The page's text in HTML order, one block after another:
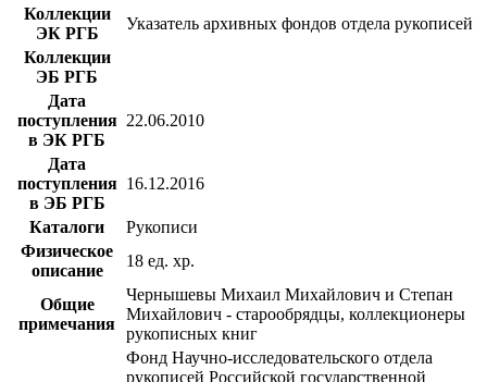
Коллекции
ЭК РГБ
Указатель архивных фондов отдела рукописей
Коллекции
ЭБ РГБ
Дата
поступления
в ЭК РГБ
22.06.2010
Дата
поступления
в ЭБ РГБ
16.12.2016
Каталоги
Рукописи
Физическое
описание
18 ед. хр.
Общие
примечания
Чернышевы Михаил Михайлович и Степан
Михайлович - старообрядцы, коллекционеры
рукописных книг
Фонд Научно-исследовательского отдела
рукописей Российской государственной